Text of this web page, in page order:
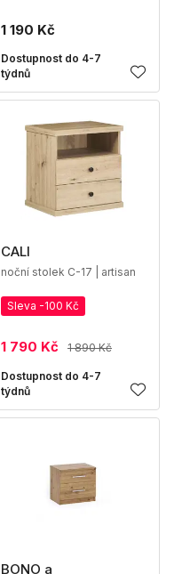
1 190 Kč
Dostupnost do 4-7
týdnů
CALI
noční stolek C-17 | artisan
Sleva -100 Kč
1 790 Kč 1 890 Kč
Dostupnost do 4-7
týdnů
BONO a